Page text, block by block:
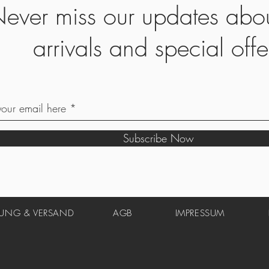
miss our updates
arrivals and special
Subscribe Now
AGB
& VERSAND IMPRESSUM